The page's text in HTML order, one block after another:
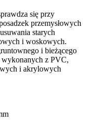
się przy
przemysłowych
starych
i woskowych.
i bieżącego
wykonanych z PVC,
i akrylowych